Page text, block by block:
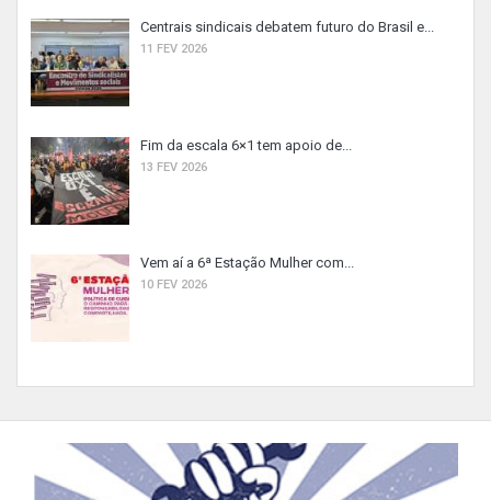
Centrais sindicais debatem futuro do Brasil e...
11 FEV 2026
Fim da escala 6×1 tem apoio de...
13 FEV 2026
Vem aí a 6ª Estação Mulher com...
10 FEV 2026